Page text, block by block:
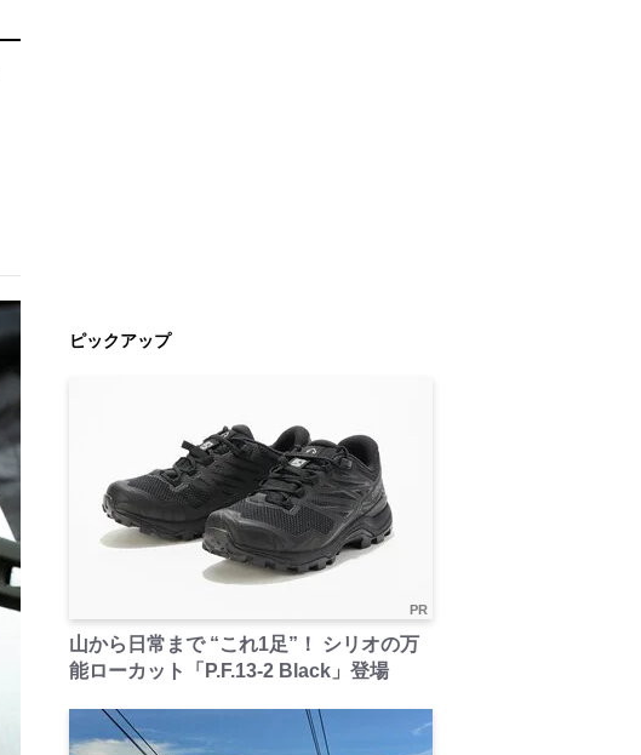
ピックアップ
PR
山から日常まで “これ1足”！ シリオの万
能ローカット「P.F.13-2 Black」登場